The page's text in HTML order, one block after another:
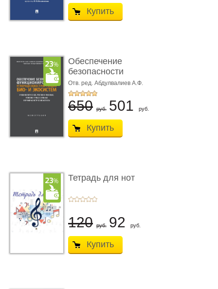
Купить
Обеспечение
безопасности
функционирования уг
...
Отв. ред. Абдулвалиев А.Ф.
650 руб. 501 руб.
Купить
Тетрадь для нот
120 руб. 92 руб.
Купить